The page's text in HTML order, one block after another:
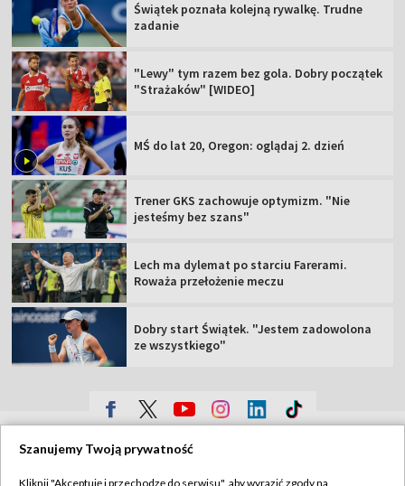
Świątek poznała kolejną rywalkę. Trudne
zadanie
"Lewy" tym razem bez gola. Dobry początek
"Strażaków" [WIDEO]
MŚ do lat 20, Oregon: oglądaj 2. dzień
Trener GKS zachowuje optymizm. "Nie
jesteśmy bez szans"
Lech ma dylemat po starciu Farerami.
Roważa przełożenie meczu
Dobry start Świątek. "Jestem zadowolona
ze wszystkiego"
Szanujemy Twoją prywatność
Kliknij "Akceptuję i przechodzę do serwisu", aby wyrazić zgody na